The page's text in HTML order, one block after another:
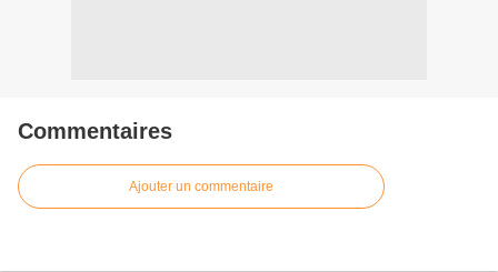
Commentaires
Ajouter un commentaire